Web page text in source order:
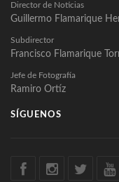
Director de Noticias
Guillermo Flamarique
Subdirector
Francisco Flamarique
Jefe de Fotografía
Ramiro Ortíz
SÍGUENOS